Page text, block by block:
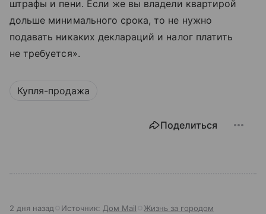
штрафы и пени. Если же вы владели квартирой
дольше минимального срока, то не нужно
подавать никаких деклараций и налог платить
не требуется».
Купля-продажа
Поделиться
2 дня назад Источник: Дом Mail Жизнь за городом